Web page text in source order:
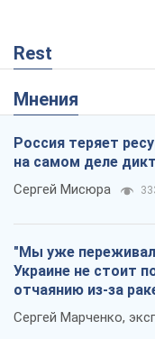
Rest
Мнения
Россия теряет
на самом деле
Сергей Мисюра
"Мы уже
Украине не стоит
отчаянию из-за
Сергей Марченко,